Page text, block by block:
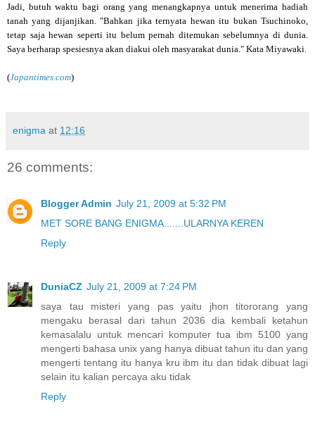
Jadi, butuh waktu bagi orang yang menangkapnya untuk menerima hadiah
tanah yang dijanjikan. "Bahkan jika ternyata hewan itu bukan Tsuchinoko,
tetap saja hewan seperti itu belum pernah ditemukan sebelumnya di dunia.
Saya berharap spesiesnya akan diakui oleh masyarakat dunia." Kata Miyawaki.
(Japantimes.com)
enigma at 12:16
26 comments:
Blogger Admin July 21, 2009 at 5:32 PM
MET SORE BANG ENIGMA.......ULARNYA KEREN
Reply
DuniaCZ July 21, 2009 at 7:24 PM
saya tau misteri yang pas yaitu jhon titororang yang
mengaku berasal dari tahun 2036 dia kembali ketahun
kemasalalu untuk mencari komputer tua ibm 5100 yang
mengerti bahasa unix yang hanya dibuat tahun itu dan yang
mengerti tentang itu hanya kru ibm itu dan tidak dibuat lagi
selain itu kalian percaya aku tidak
Reply